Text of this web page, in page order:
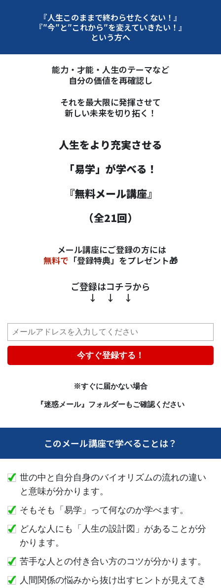
『人生このままで終わらせたくない！』
『″今″と″これから″を変えていきたい！』
という方へ
能力・才能・人生のテーマなど
自分の価値を再確認し
それを最大限に発揮させて
新しい未来を切り拓く！
人生をより充実させる
「易学」が学べる！
『無料メール講座』
（全21回）
メール講座にご登録の方には
無料で 「登録特典」をプレゼント🎁
ご登録はコチラから
↓ ↓ ↓
今すぐ登録する！
※すぐに届かない場合
『迷惑メール』フォルダーもご確認ください
このメール講座で学べることは？
世の中と自分自身のバイオリズムの流れの違い
と意味が分かります。
そもそも「易学」って何なのか学べます。
どんな人にも「人生の設計図」があることが分
かります。
苦手な人との付き合い方のコツが分かります。
人間関係の悩みから抜け出すヒントが見えてき